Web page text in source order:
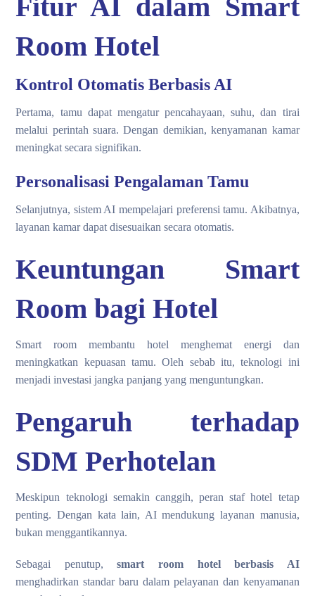
Fitur AI dalam Smart
Room Hotel
Kontrol Otomatis Berbasis AI
Pertama, tamu dapat mengatur pencahayaan, suhu, dan tirai
melalui perintah suara. Dengan demikian, kenyamanan kamar
meningkat secara signifikan.
Personalisasi Pengalaman Tamu
Selanjutnya, sistem AI mempelajari preferensi tamu. Akibatnya,
layanan kamar dapat disesuaikan secara otomatis.
Keuntungan Smart
Room bagi Hotel
Smart room membantu hotel menghemat energi dan
meningkatkan kepuasan tamu. Oleh sebab itu, teknologi ini
menjadi investasi jangka panjang yang menguntungkan.
Pengaruh terhadap
SDM Perhotelan
Meskipun teknologi semakin canggih, peran staf hotel tetap
penting. Dengan kata lain, AI mendukung layanan manusia,
bukan menggantikannya.
Sebagai penutup,smart room hotel berbasis AI
menghadirkan standar baru dalam pelayanan dan kenyamanan